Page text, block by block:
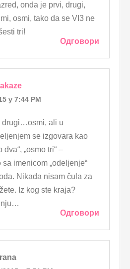
onda je prvi, drugi,
osmi, tako da se VI3 ne
tri!
Одговори
у 7:44 PM
drugi…osmi, ali u
se izgovara kao
dva“, „osmo tri“ –
imenicom „odeljenje“
Nikada nisam čula za
Iz kog ste kraja?
Одговори